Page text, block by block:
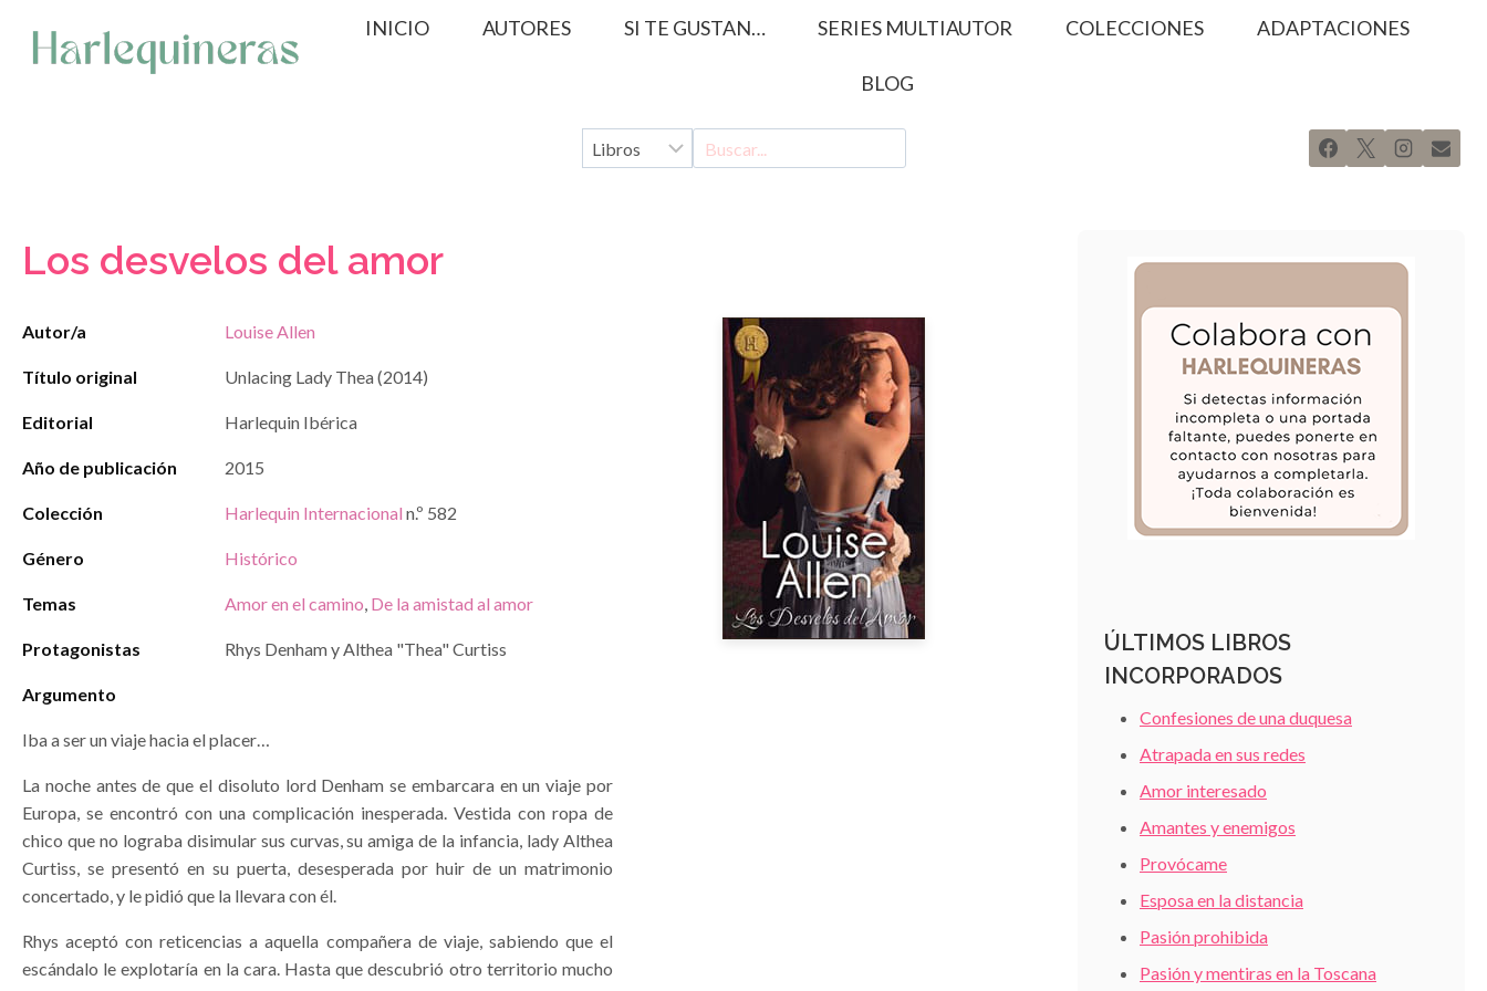
contenido
INICIO AUTORES SI TE GUSTAN… SERIES MULTIAUTOR COLECCIONES ADAPTACIONES
BLOG
Los desvelos del amor
Autor/a Louise Allen
Título original Unlacing Lady Thea (2014)
Editorial Harlequin Ibérica
Año de publicación 2015
Colección Harlequin Internacional n.º 582
Género Histórico
Temas Amor en el camino, De la amistad al amor
Protagonistas Rhys Denham y Althea "Thea" Curtiss
Argumento
Iba a ser un viaje hacia el placer…
La noche antes de que el disoluto lord Denham se embarcara en un viaje por
Europa, se encontró con una complicación inesperada. Vestida con ropa de
chico que no lograba disimular sus curvas, su amiga de la infancia, lady Althea
Curtiss, se presentó en su puerta, desesperada por huir de un matrimonio
concertado, y le pidió que la llevara con él.
Rhys aceptó con reticencias a aquella compañera de viaje, sabiendo que el
escándalo le explotaría en la cara. Hasta que descubrió otro territorio mucho
ÚLTIMOS LIBROS
INCORPORADOS
Confesiones de una duquesa
Atrapada en sus redes
Amor interesado
Amantes y enemigos
Provócame
Esposa en la distancia
Pasión prohibida
Pasión y mentiras en la Toscana